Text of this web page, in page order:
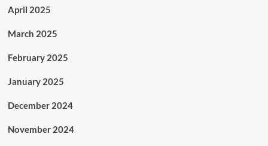
April 2025
March 2025
February 2025
January 2025
December 2024
November 2024